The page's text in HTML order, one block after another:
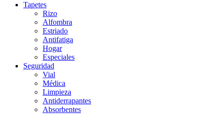
Tapetes
Rizo
Alfombra
Estriado
Antifatiga
Hogar
Especiales
Seguridad
Vial
Médica
Limpieza
Antiderrapantes
Absorbentes